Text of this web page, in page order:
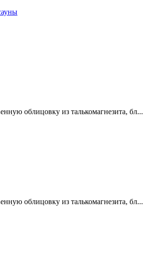
облицовку из талькомагнезита, бл...
облицовку из талькомагнезита, бл...